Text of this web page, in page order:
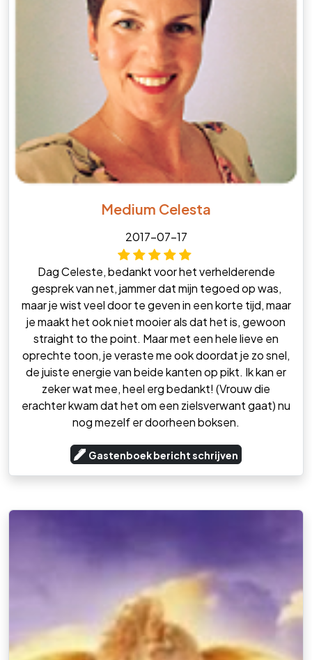
Medium Celesta
2017-07-17
Dag Celeste, bedankt voor het verhelderende
gesprek van net, jammer dat mijn tegoed op was,
maar je wist veel door te geven in een korte tijd, maar
je maakt het ook niet mooier als dat het is, gewoon
straight to the point. Maar met een hele lieve en
oprechte toon, je veraste me ook doordat je zo snel,
de juiste energie van beide kanten op pikt. Ik kan er
zeker wat mee, heel erg bedankt! (Vrouw die
erachter kwam dat het om een zielsverwant gaat) nu
nog mezelf er doorheen boksen.
Gastenboek bericht schrijven